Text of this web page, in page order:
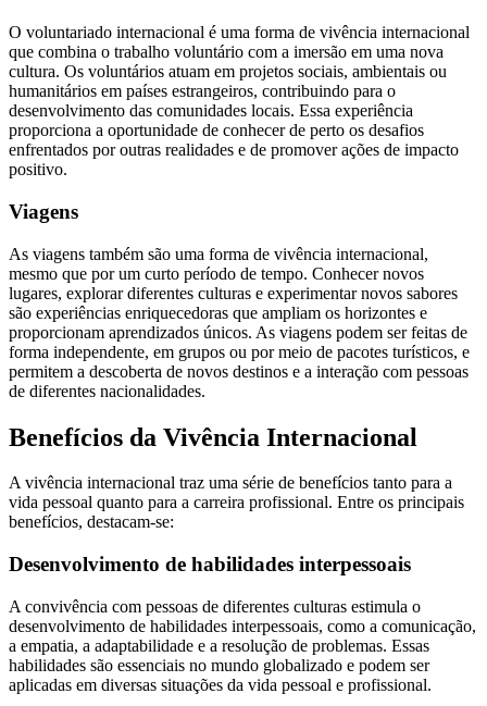
O voluntariado internacional é uma forma de vivência internacional
que combina o trabalho voluntário com a imersão em uma nova
cultura. Os voluntários atuam em projetos sociais, ambientais ou
humanitários em países estrangeiros, contribuindo para o
desenvolvimento das comunidades locais. Essa experiência
proporciona a oportunidade de conhecer de perto os desafios
enfrentados por outras realidades e de promover ações de impacto
positivo.
Viagens
As viagens também são uma forma de vivência internacional,
mesmo que por um curto período de tempo. Conhecer novos
lugares, explorar diferentes culturas e experimentar novos sabores
são experiências enriquecedoras que ampliam os horizontes e
proporcionam aprendizados únicos. As viagens podem ser feitas de
forma independente, em grupos ou por meio de pacotes turísticos, e
permitem a descoberta de novos destinos e a interação com pessoas
de diferentes nacionalidades.
Benefícios da Vivência Internacional
A vivência internacional traz uma série de benefícios tanto para a
vida pessoal quanto para a carreira profissional. Entre os principais
benefícios, destacam-se:
Desenvolvimento de habilidades interpessoais
A convivência com pessoas de diferentes culturas estimula o
desenvolvimento de habilidades interpessoais, como a comunicação,
a empatia, a adaptabilidade e a resolução de problemas. Essas
habilidades são essenciais no mundo globalizado e podem ser
aplicadas em diversas situações da vida pessoal e profissional.